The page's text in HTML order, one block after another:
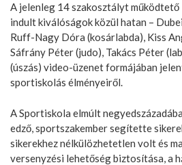
A jelenleg 14 szakosztályt
indult kiválóságok közül hatan –
Ruff-Nagy Dóra (kosárlabda), Kiss
Sáfrány Péter (judo), Takács Péter
(úszás) video-üzenet formájában
sportiskolás élményeiről.
A Sportiskola elmúlt
edző, sportszakember segítette
sikerekhez nélkülözhetetlen volt és
versenyzési lehetőség biztosítása, a